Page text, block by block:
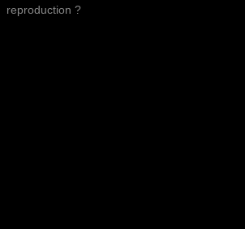
reproduction ?